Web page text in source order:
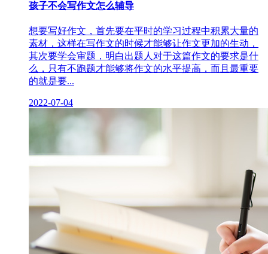
孩子不会写作文怎么辅导
想要写好作文，首先要在平时的学习过程中积累大量的
素材，这样在写作文的时候才能够让作文更加的生动，
其次要学会审题，明白出题人对于这篇作文的要求是什
么，只有不跑题才能够将作文的水平提高，而且最重要
的就是要...
2022-07-04